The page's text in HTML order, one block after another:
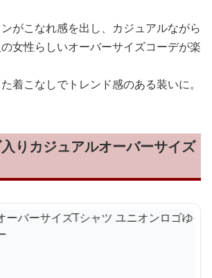
がこなれ感を出し、カジュアルながら
女性らしいオーバーサイズコーデが楽
着こなしでトレンド感のある装いに。
りカジュアルオーバーサイズ